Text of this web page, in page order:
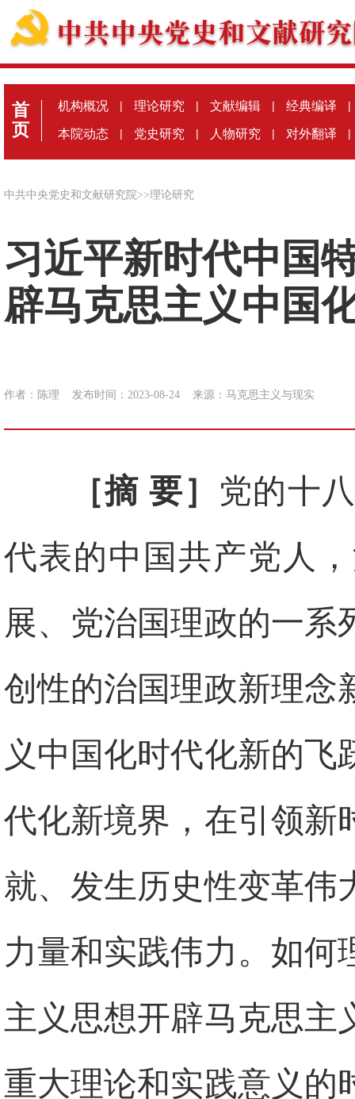
首
页
机构概况 | 理论研究 | 文献编辑 | 经典编译 |
本院动态 | 党史研究 | 人物研究 | 对外翻译 |
中共中央党史和文献研究院>>理论研究
习近平新时代中国
辟马克思主义中国
作者：陈理 发布时间：2023-08-24 来源： 马克思主义与现实
［摘 要］ 党的十
代表的中国共产党人
展、党治国理政的一系
创性的治国理政新理念
义中国化时代化新的
代化新境界，在引领新
就、发生历史性变革伟
力量和实践伟力。如何
主义思想开辟马克思主
重大理论和实践意义的